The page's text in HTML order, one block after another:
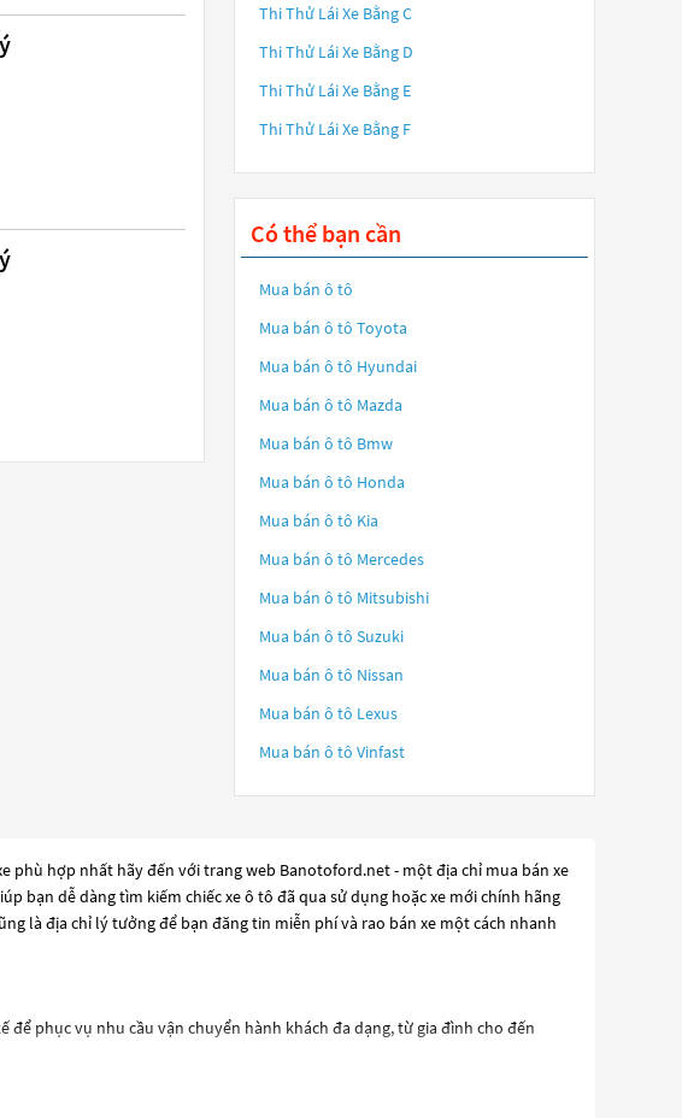
Thi Thử Lái Xe Bằng C
Thi Thử Lái Xe Bằng D
Thi Thử Lái Xe Bằng E
Thi Thử Lái Xe Bằng F
Có thể bạn cần
Mua bán ô tô
Mua bán ô tô Toyota
Mua bán ô tô Hyundai
Mua bán ô tô Mazda
Mua bán ô tô Bmw
Mua bán ô tô Honda
Mua bán ô tô Kia
Mua bán ô tô Mercedes
Mua bán ô tô Mitsubishi
Mua bán ô tô Suzuki
Mua bán ô tô Nissan
Mua bán ô tô Lexus
Mua bán ô tô Vinfast
phù hợp nhất hãy đến với trang web Banotoford.net - một địa chỉ mua bán xe
bạn dễ dàng tìm kiếm chiếc xe ô tô đã qua sử dụng hoặc xe mới chính hãng
là địa chỉ lý tưởng để bạn đăng tin miễn phí và rao bán xe một cách nhanh
để phục vụ nhu cầu vận chuyển hành khách đa dạng, từ gia đình cho đến